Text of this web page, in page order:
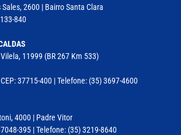
2600 | Bairro Santa Clara
840
11999 (BR 267 Km 533)
37715-400 | Telefone: (35) 3697-4600
4000 | Padre Vitor
395 | Telefone: (35) 3219-8640